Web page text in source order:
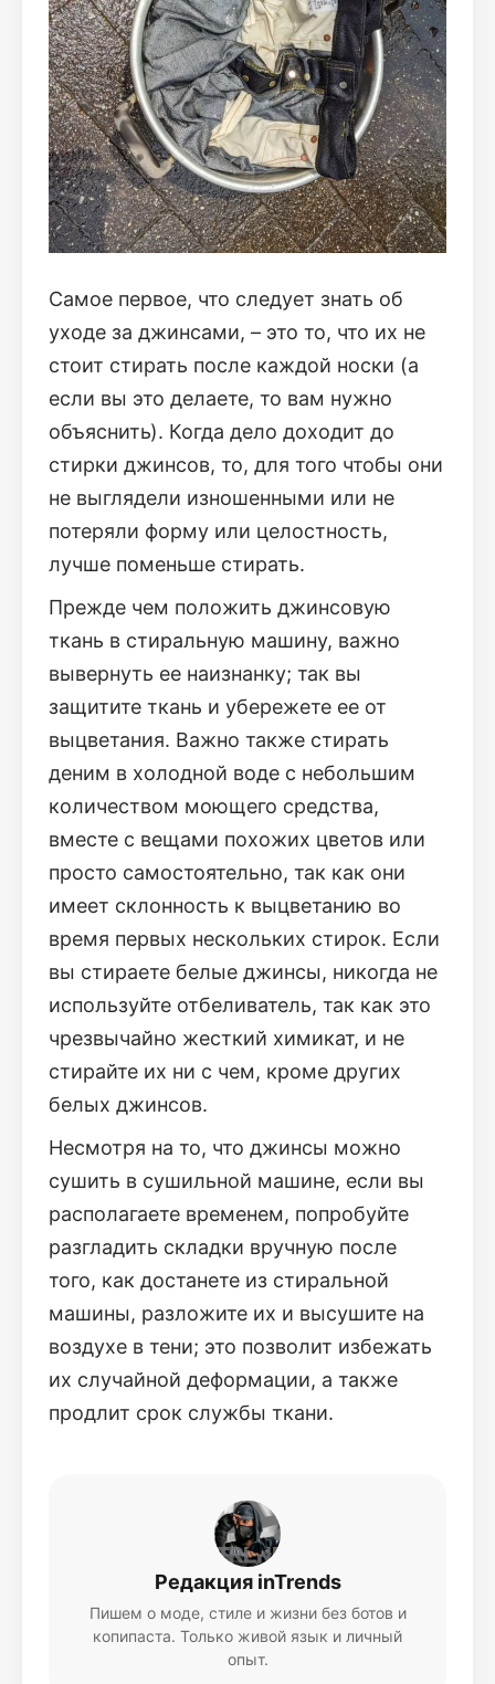
Самое первое, что следует знать об
уходе за джинсами, – это то, что их не
стоит стирать после каждой носки (а
если вы это делаете, то вам нужно
объяснить). Когда дело доходит до
стирки джинсов, то, для того чтобы они
не выглядели изношенными или не
потеряли форму или целостность,
лучше поменьше стирать.
Прежде чем положить джинсовую
ткань в стиральную машину, важно
вывернуть ее наизнанку; так вы
защитите ткань и убережете ее от
выцветания. Важно также стирать
деним в холодной воде с небольшим
количеством моющего средства,
вместе с вещами похожих цветов или
просто самостоятельно, так как они
имеет склонность к выцветанию во
время первых нескольких стирок. Если
вы стираете белые джинсы, никогда не
используйте отбеливатель, так как это
чрезвычайно жесткий химикат, и не
стирайте их ни с чем, кроме других
белых джинсов.
Несмотря на то, что джинсы можно
сушить в сушильной машине, если вы
располагаете временем, попробуйте
разгладить складки вручную после
того, как достанете из стиральной
машины, разложите их и высушите на
воздухе в тени; это позволит избежать
их случайной деформации, а также
продлит срок службы ткани.
Редакция inTrends
Пишем о моде, стиле и жизни без ботов и
копипаста. Только живой язык и личный
опыт.